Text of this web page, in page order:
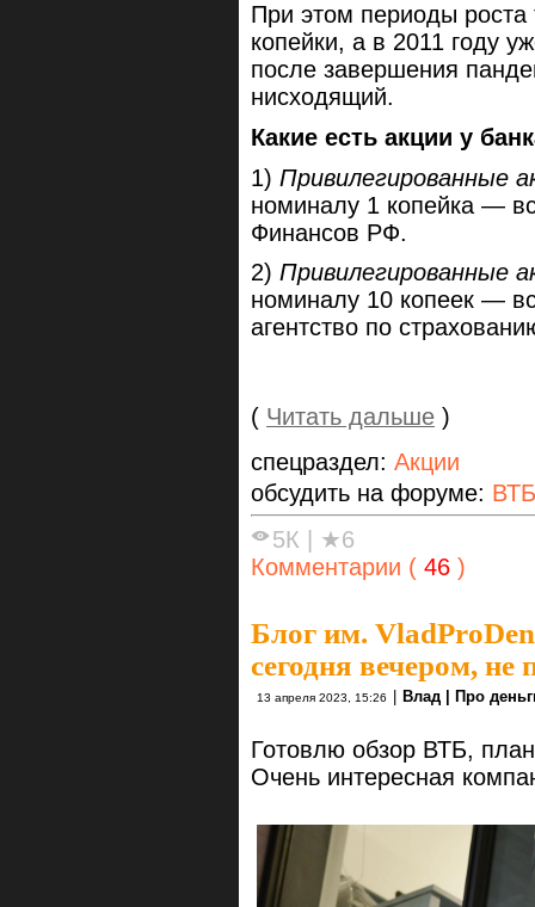
При этом периоды роста
копейки, а в 2011 году
после завершения
нисходящий.
Какие есть акции у
1) Привилегированные
номиналу 1 копейка —
Финансов РФ.
2) Привилегированные
номиналу 10 копеек —
агентство по
( Читать дальше )
спецраздел: Акции
обсудить на форуме: ВТБ
5К
★6
Комментарии ( 46 )
Блог им.
сегодня вечером, не
13 апреля 2023, 15:26 Влад | Про
Готовлю обзор ВТБ,
Очень интересная